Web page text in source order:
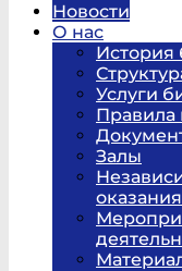
Новости
О нас
История
Услуги
Правила
Залы